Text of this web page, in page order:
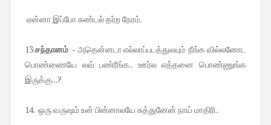
ஏன்னா இப்போ சுண்டல் தர்ற நேரம்.
13.சந்தானம் - அதென்னடா எல்லாப்படத்துலயும் நீங்க வில்லனோட
பொண்ணையே லவ் பண்ரீங்க.. ஊர்ல எத்தனை பொண்ணுங்க
இருக்கு...?
14. ஒரு வருஷம் உன் பின்னாலயே சுத்துனேன் நாய் மாதிரி..